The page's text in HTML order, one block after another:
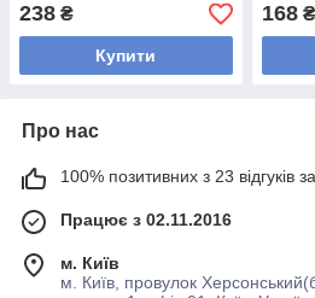
238 ₴
Купити
168₴
Про нас
100% позитивних з 23 відгуків
Працює з 02.11.2016
м. Київ
м. Київ, провулок